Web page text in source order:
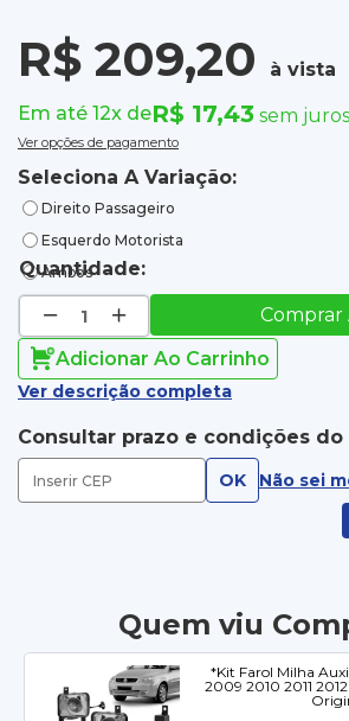
R$ 209,20
à vista
Em até 12x deR$ 17,43 sem juros
Ver opções de pagamento
Seleciona A Variação:
Direito Passageiro
Esquerdo Motorista
Ambos
Quantidade:
Comprar
Adicionar Ao Carrinho
Ver descrição completa
Consultar prazo e condições
OK Não sei
Quem viu
*Kit Farol Milha
2009 2010 2011